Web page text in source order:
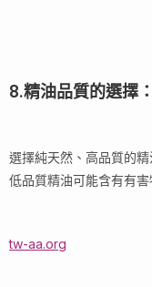
8.精油品質的選擇：
選擇純天然、高品質的
低品質精油可能含有有
tw-aa.org